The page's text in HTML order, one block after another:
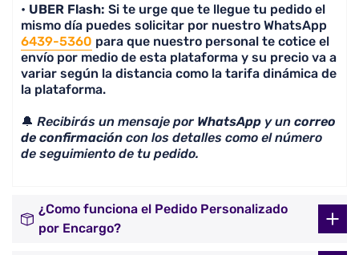
• UBER Flash: Si te urge que te llegue tu pedido el
mismo día puedes solicitar por nuestro WhatsApp
6439-5360 para que nuestro personal te cotice el
envío por medio de esta plataforma y su precio va a
variar según la distancia como la tarifa dinámica de
la plataforma.
🔔 Recibirás un mensaje por WhatsApp y un correo
de confirmación con los detalles como el número
de seguimiento de tu pedido.
¿Como funciona el Pedido Personalizado
por Encargo?